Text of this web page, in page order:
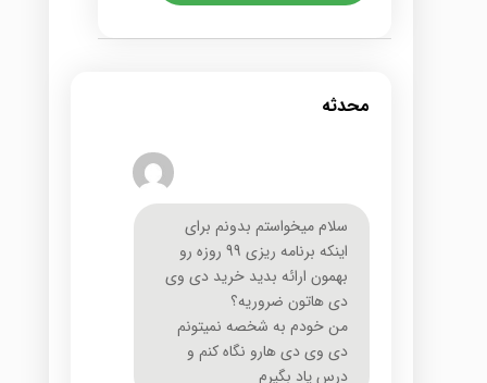
محدثه
سلام میخواستم بدونم برای
اینکه برنامه ریزی 99 روزه رو
بهمون ارائه بدید خرید دی وی
دی هاتون ضروریه؟
من خودم به شخصه نمیتونم
دی وی دی هارو نگاه کنم و
درس یاد بگیرم